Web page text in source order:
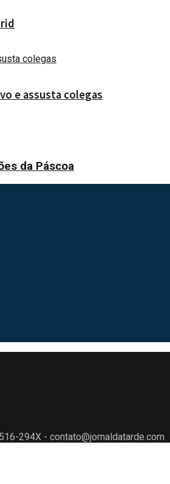
e assusta colegas
da Páscoa
294X - contato@jornaldatarde.com